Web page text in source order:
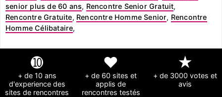
senior plus de 60 ans, Rencontre Senior Gratuit,
Rencontre Gratuite, Rencontre Homme Senior, Rencontre
Homme Célibataire,
➓
+ de 10 ans
d'experience des
sites de rencontres
❤
+ de 60 sites et
applis de
rencontres testés
★
+ de 3000 votes et
avis